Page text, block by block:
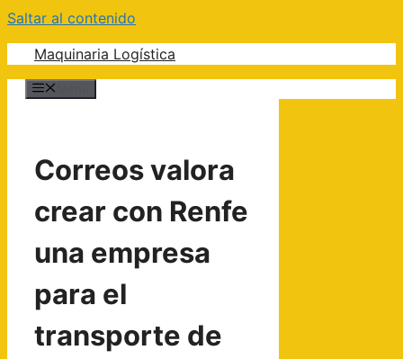
Saltar al contenido
Maquinaria Logística
Correos valora
crear con Renfe
una empresa
para el
transporte de